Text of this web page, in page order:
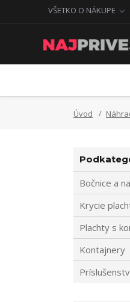
VŠETKO O NÁKUPE
Úvod
Bočnice a
Krycie
Plachty s
Kontajnery